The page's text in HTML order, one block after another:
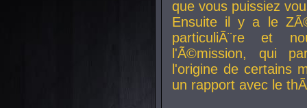
que vous puissiez
Ensuite il y a le
particuliÃ¨re et
l'Ã©mission, qui
l'origine de certains
un rapport avec le